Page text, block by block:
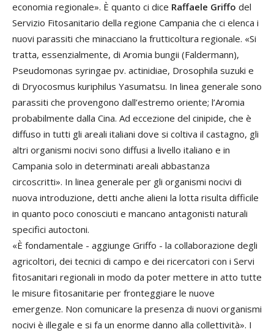
economia regionale». È quanto ci dice Raffaele Griffo del
Servizio Fitosanitario della regione Campania che ci elenca i
nuovi parassiti che minacciano la frutticoltura regionale. «Si
tratta, essenzialmente, di Aromia bungii (Faldermann),
Pseudomonas syringae pv. actinidiae, Drosophila suzuki e
di Dryocosmus kuriphilus Yasumatsu. In linea generale sono
parassiti che provengono dall’estremo oriente; l’Aromia
probabilmente dalla Cina. Ad eccezione del cinipide, che è
diffuso in tutti gli areali italiani dove si coltiva il castagno, gli
altri organismi nocivi sono diffusi a livello italiano e in
Campania solo in determinati areali abbastanza
circoscritti». In linea generale per gli organismi nocivi di
nuova introduzione, detti anche alieni la lotta risulta difficile
in quanto poco conosciuti e mancano antagonisti naturali
specifici autoctoni.
«È fondamentale - aggiunge Griffo - la collaborazione degli
agricoltori, dei tecnici di campo e dei ricercatori con i Servi
fitosanitari regionali in modo da poter mettere in atto tutte
le misure fitosanitarie per fronteggiare le nuove
emergenze. Non comunicare la presenza di nuovi organismi
nocivi è illegale e si fa un enorme danno alla collettività». I